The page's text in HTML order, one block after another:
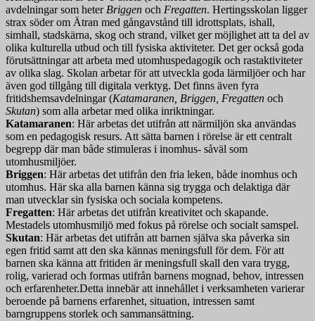
avdelningar som heter Briggen och Fregatten. Hertingsskolan ligger
strax söder om Ätran med gångavstånd till idrottsplats, ishall,
simhall, stadskärna, skog och strand, vilket ger möjlighet att ta del av
olika kulturella utbud och till fysiska aktiviteter. Det ger också goda
förutsättningar att arbeta med utomhuspedagogik och rastaktiviteter
av olika slag. Skolan arbetar för att utveckla goda lärmiljöer och har
även god tillgång till digitala verktyg. Det finns även fyra
fritidshemsavdelningar (Katamaranen, Briggen, Fregatten och
Skutan) som alla arbetar med olika inriktningar.
Katamaranen: Här arbetas det utifrån att närmiljön ska användas
som en pedagogisk resurs. Att sätta barnen i rörelse är ett centralt
begrepp där man både stimuleras i inomhus- såväl som
utomhusmiljöer.
Briggen: Här arbetas det utifrån den fria leken, både inomhus och
utomhus. Här ska alla barnen känna sig trygga och delaktiga där
man utvecklar sin fysiska och sociala kompetens.
Fregatten: Här arbetas det utifrån kreativitet och skapande.
Mestadels utomhusmiljö med fokus på rörelse och socialt samspel.
Skutan: Här arbetas det utifrån att barnen själva ska påverka sin
egen fritid samt att den ska kännas meningsfull för dem. För att
barnen ska känna att fritiden är meningsfull skall den vara trygg,
rolig, varierad och formas utifrån barnens mognad, behov, intressen
och erfarenheter.Detta innebär att innehållet i verksamheten varierar
beroende på barnens erfarenhet, situation, intressen samt
barngruppens storlek och sammansättning.